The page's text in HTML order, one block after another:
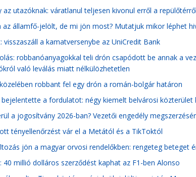
az utazóknak: váratlanul teljesen kivonul erről a
az államfő-jelölt, de mi jön most? Mutatjuk mikor léphet
visszaszáll a kamatversenybe az UniCredit Bank
robbanóanyagokkal teli drón csapódott be annak a
való leválás miatt nélkülözhetetlen
robbant fel egy drón a román-bolgár határon
bejelentette a fordulatot: négy kiemelt belvárosi közterület
a jogosítvány 2026-ban? Vezetői engedély
tényellenőrzést vár el a Metától és a TikToktól
jön a magyar orvosi rendelőkben: rengeteg beteget
40 millió dolláros szerződést kaphat az F1-ben Alonso